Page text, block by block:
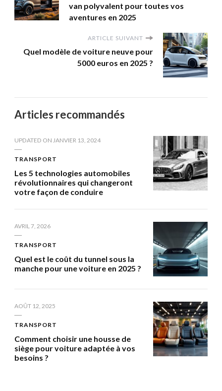
van polyvalent pour toutes vos
aventures en 2025
ARTICLE SUIVANT
Quel modèle de voiture neuve pour
5000 euros en 2025 ?
Articles recommandés
UPDATED ON JANVIER 13, 2024
TRANSPORT
Les 5 technologies automobiles
révolutionnaires qui changeront
votre façon de conduire
AVRIL 7, 2026
TRANSPORT
Quel est le coût du tunnel sous la
manche pour une voiture en 2025 ?
AOÛT 12, 2025
TRANSPORT
Comment choisir une housse de
siège pour voiture adaptée à vos
besoins ?